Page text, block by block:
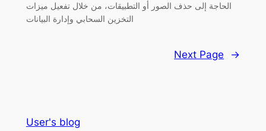
الحاجة إلى حذف الصور أو التطبيقات، من خلال تفعيل ميزات
التخزين السحابي وإدارة البيانات
Next Page →
User's blog